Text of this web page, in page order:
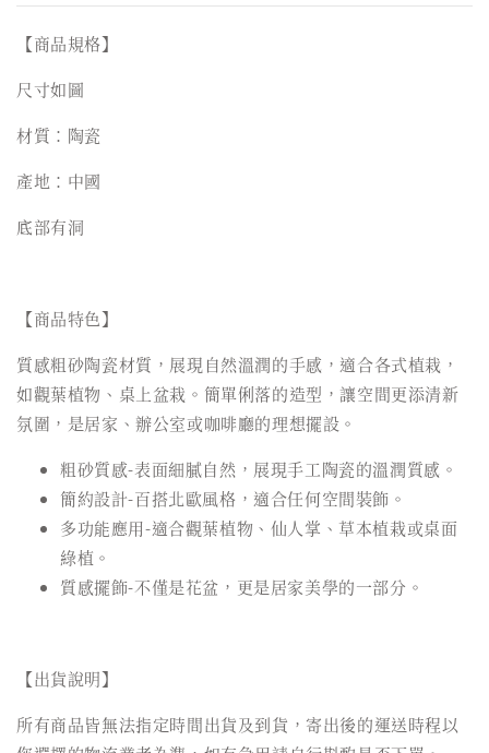
【商品規格】
尺寸如圖
材質：陶瓷
產地：中國
底部有洞
【商品特色】
質感粗砂陶瓷材質，展現自然溫潤的手感，適合各式植栽，
如觀葉植物、桌上盆栽。簡單俐落的造型，讓空間更添清新
氛圍，是居家、辦公室或咖啡廳的理想擺設。
粗砂質感-表面細膩自然，展現手工陶瓷的溫潤質感。
簡約設計-百搭北歐風格，適合任何空間裝飾。
多功能應用-適合觀葉植物、仙人掌、草本植栽或桌面
綠植。
質感擺飾-不僅是花盆，更是居家美學的一部分。
【出貨說明】
所有商品皆無法指定時間出貨及到貨，寄出後的運送時程以